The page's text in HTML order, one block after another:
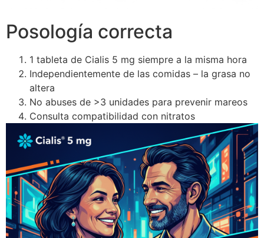
Posología correcta
1 tableta de Cialis 5 mg siempre a la misma hora
Independientemente de las comidas – la grasa no
altera
No abuses de >3 unidades para prevenir mareos
Consulta compatibilidad con nitratos